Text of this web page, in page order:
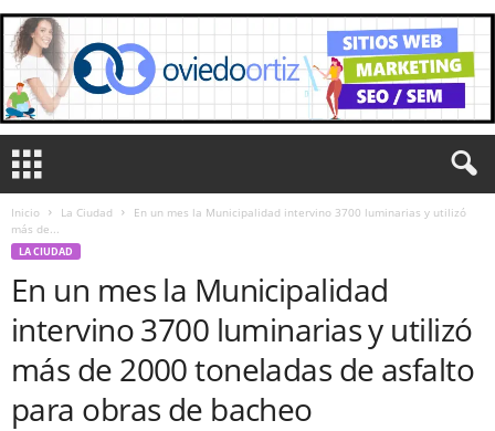
Inicio La Ciudad
En un mes la Municipalidad intervino 3700 luminarias y utilizó
más de...
LA CIUDAD
En un mes la Municipalidad
intervino 3700 luminarias y utilizó
más de 2000 toneladas de asfalto
para obras de bacheo